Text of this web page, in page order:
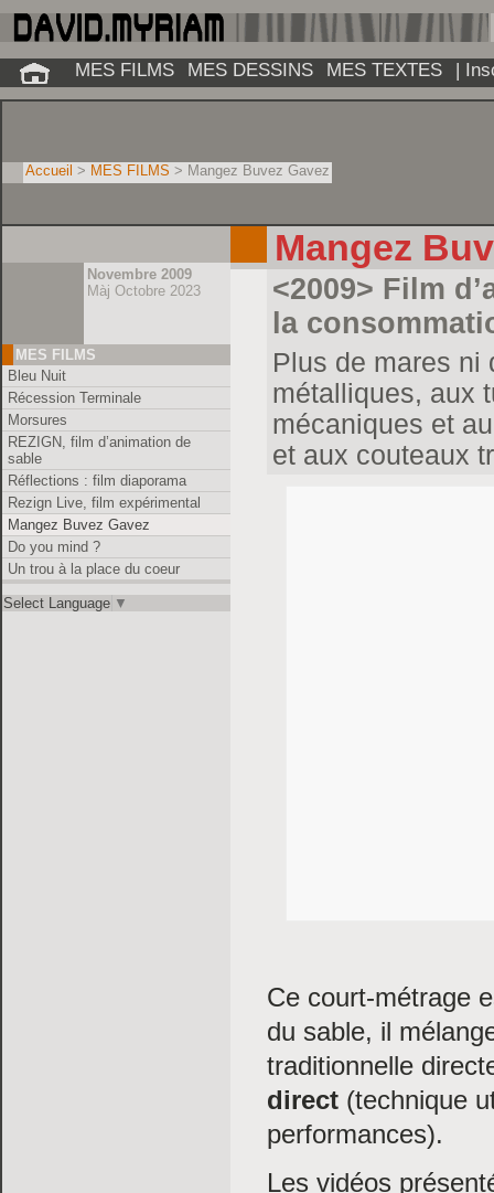
Novembre 2009
Màj Octobre 2023
MES FILMS
Bleu Nuit
Récession Terminale
Morsures
REZIGN, film d’animation de
sable
Réflections : film diaporama
Rezign Live, film expérimental
Mangez Buvez Gavez
Do you mind ?
Un trou à la place du coeur
Select Language ▼
Mangez
<2009> Film
la
Plus de mares ni
métalliques, aux
mécaniques et
et aux couteaux
Ce court-métrage
du sable, il
traditionnelle
direct (technique
performances).
Les vidéos
Accueil > MES FILMS > Mangez Buvez Gavez
MES FILMS MES DESSINS MES TEXTES |